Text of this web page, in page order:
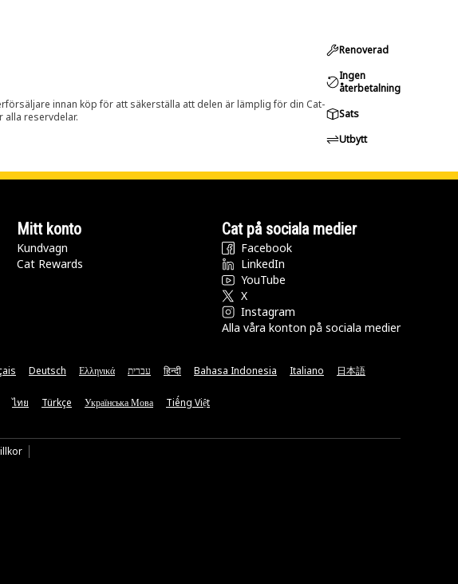
innan köp för att säkerställa att delen är lämplig för din Cat-
reservdelar.
Renoverad
Ingen
återbetalning
Sats
Utbytt
Mitt konto
Kundvagn
Cat Rewards
Cat på sociala medier
Facebook
LinkedIn
YouTube
X
Instagram
Alla våra konton på sociala medier
Deutsch Ελληνικά עברית हिन्दी Bahasa Indonesia Italiano 日本語
ไทย Türkçe Українська Мова Tiếng Việt